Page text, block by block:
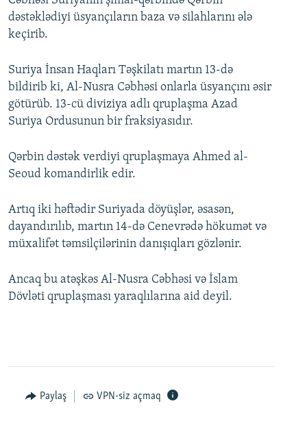
dəstəklədiyi üsyançıların baza və silahlarını ələ
keçirib.
Suriya İnsan Haqları Təşkilatı martın 13-də
bildirib ki, Al-Nusra Cəbhəsi onlarla üsyançını əsir
götürüb. 13-cü diviziya adlı qruplaşma Azad
Suriya Ordusunun bir fraksiyasıdır.
Qərbin dəstək verdiyi qruplaşmaya Ahmed al-
Seoud komandirlik edir.
Artıq iki həftədir Suriyada döyüşlər, əsasən,
dayandırılıb, martın 14-də Cenevrədə hökumət və
müxalifət təmsilçilərinin danışıqları gözlənir.
Ancaq bu atəşkəs Al-Nusra Cəbhəsi və İslam
Dövləti qruplaşması yaraqlılarına aid deyil.
Paylaş VPN-siz açmaq